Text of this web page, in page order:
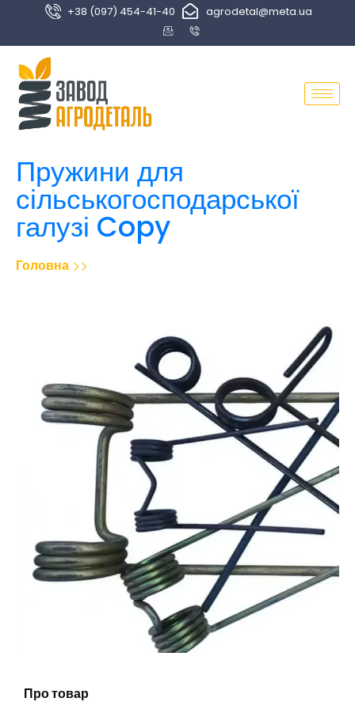
+38 (097) 454-41-40 agrodetal@meta.ua
Пружини для
сільськогосподарської
галузі Copy
Головна
Про товар